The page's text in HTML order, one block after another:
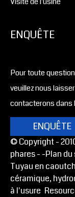
ENQUÊTE
Pour toute
veuillez nous
contacterons dans
ENQUÊTE
© Copyright -
phares - -Plan du
Tuyau en
céramique,
à l'usure